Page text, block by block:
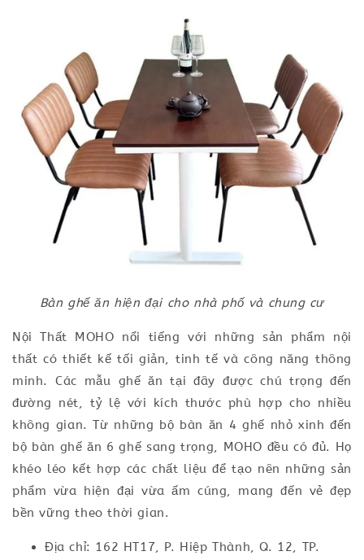
Bàn ghế ăn hiện đại cho nhà phố và chung cư
Nội Thất MOHO nổi tiếng với những sản phẩm nội
thất có thiết kế tối giản, tinh tế và công năng thông
minh. Các mẫu ghế ăn tại đây được chú trọng đến
đường nét, tỷ lệ với kích thước phù hợp cho nhiều
không gian. Từ những bộ bàn ăn 4 ghế nhỏ xinh đến
bộ bàn ghế ăn 6 ghế sang trọng, MOHO đều có đủ. Họ
khéo léo kết hợp các chất liệu để tạo nên những sản
phẩm vừa hiện đại vừa ấm cúng, mang đến vẻ đẹp
bền vững theo thời gian.
Địa chỉ: 162 HT17, P. Hiệp Thành, Q. 12, TP.